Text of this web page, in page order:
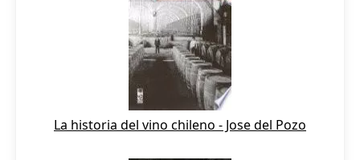
La historia del vino chileno - Jose del Pozo